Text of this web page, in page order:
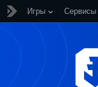
Игры Сервисы